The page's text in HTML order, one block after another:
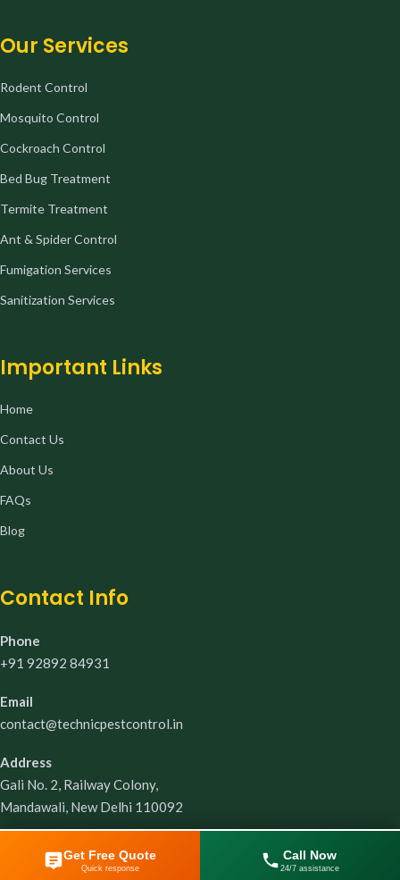
Our Services
Rodent Control
Mosquito Control
Cockroach Control
Bed Bug Treatment
Termite Treatment
Ant & Spider Control
Fumigation Services
Sanitization Services
Important Links
Home
Contact Us
About Us
FAQs
Blog
Contact Info
Phone
+91 92892 84931
Email
contact@technicpestcontrol.in
Address
Gali No. 2, Railway Colony,
Mandawali, New Delhi 110092
Copyright ©2025 TechnicPestControl
Get Free Quote
Quick response
Call Now
24/7 assistance